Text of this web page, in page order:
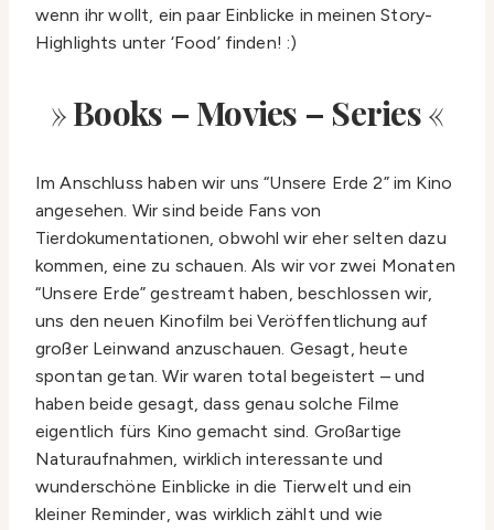
wenn ihr wollt, ein paar Einblicke in meinen Story-
Highlights unter ‘Food’ finden! :)
»Books – Movies – Series«
Im Anschluss haben wir uns “Unsere Erde 2” im Kino
angesehen. Wir sind beide Fans von
Tierdokumentationen, obwohl wir eher selten dazu
kommen, eine zu schauen. Als wir vor zwei Monaten
“Unsere Erde” gestreamt haben, beschlossen wir,
uns den neuen Kinofilm bei Veröffentlichung auf
großer Leinwand anzuschauen. Gesagt, heute
spontan getan. Wir waren total begeistert – und
haben beide gesagt, dass genau solche Filme
eigentlich fürs Kino gemacht sind. Großartige
Naturaufnahmen, wirklich interessante und
wunderschöne Einblicke in die Tierwelt und ein
kleiner Reminder, was wirklich zählt und wie